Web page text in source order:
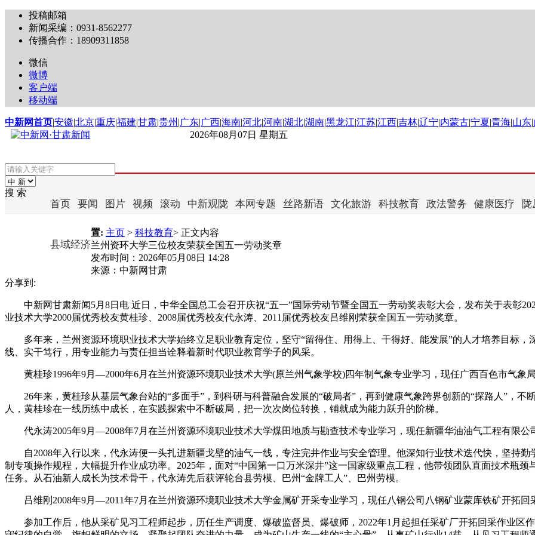
投稿邮箱
新闻采编：0931-8562277
传播合作：18909311858
微信
微博
客户端
移动端
中新网首页|安徽|北京|重庆|福建|甘肃|贵州 |广东|广西|海南|河北|河南|湖北|湖南|黑龙江|江苏|江西|吉林|辽宁|内蒙古|宁夏|青海|山东|
2026年08月07日 星期五
搜 索
首页 要闻 图片 视频 滚动 中新观陇 本网专题 丝路新语 文化旅游 科技教育 政法警务 健康医疗 陇
县域经济
置: 主页 > 科技教育> 正文内容
兰州资环大学三位校友荣获全国五一劳动奖章
发布时间： 2026年05月08日 14:28
来源： 中新网甘肃
分享到:
中新网甘肃新闻5月8日电 近日，中华全国总工会召开庆祝“五一”国际劳动节暨全国五一劳动奖表彰大会，发布关于表彰
业技术大学2000届优秀校友黄桂珍、2008届优秀校友代永涛、2011届优秀校友吕维刚荣获全国五一劳动奖章。
多年来，兰州资源环境职业技术大学始终立足职业教育定位，坚守“留得住、用得上、干得好、能发展”的人才培养目标，
线、实干笃行，用专业能力与责任担当诠释着新时代职业教育学子的风采。
黄桂珍1996年9月—2000年6月在兰州资源环境职业技术大学(原兰州气象学校)四年制气象专业学习，现任广西百色市气象
26年来，黄桂珍从基层气象台站的“多面手”，到科研与科普融合发展的“破局者”，再到健康气象跨界创新的“探路人”，不
人，黄桂珍在一线历练中成长，在实践探索中不断破局，把一次次岗位转换，铺就成为能力跃升的阶梯。
代永涛2005年9月—2008年7月在兰州资源环境职业技术大学煤田地质与勘查技术专业学习，现任新疆华油油气工程有限公
自2008年入行以来，代永涛便一头扎进新疆戈壁的油气一线，专注完井作业与安全管理。他深知行业技术迭代快，坚持勤
制专项操作规程，大幅提升作业成功率。2025年，面对“中国第一口万米深井”这一国家级重点工程，他带领团队直面技术瓶
任务。从石油新人成长为技术骨干，代永涛先后获评轮台县劳模、巴州“金牌工人”、巴州劳模。
吕维刚2008年9月—2011年7月在兰州资源环境职业技术大学金属矿开采专业学习，现任八钢公司八钢矿业蒙库铁矿开拓回
参加工作后，他从采矿见习工程师起步，历任生产调度、爆破监督员、爆破师，2022年1月起担任采矿厂开拓回采作业区